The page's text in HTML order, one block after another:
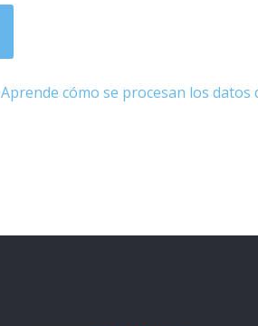
Aprende cómo se procesan los datos